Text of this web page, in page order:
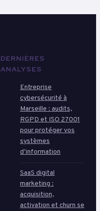
DERNIÈRES
ANALYSES
Entreprise
cybersécurité à
Marseille : audits,
RGPD et ISO 27001
pour protéger vos
systèmes
d’information
SaaS digital
marketing :
acquisition,
activation et churn se